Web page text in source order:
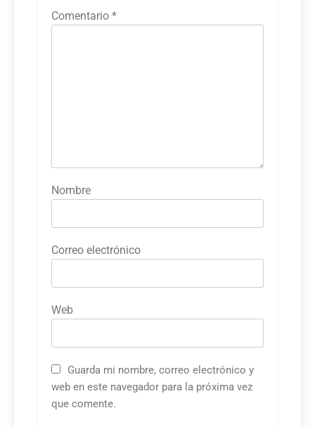
Comentario *
Nombre
Correo electrónico
Web
Guarda mi nombre, correo electrónico y
web en este navegador para la próxima vez
que comente.